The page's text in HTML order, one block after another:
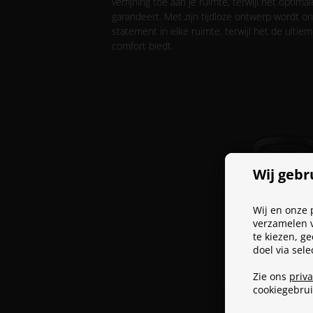
Wij
Wij en onze
verzamelen
te kiezen,
doel via
Zie ons
garandeert. Met zijn tijdloze ontwerp wordt
statement in elke ruimte, terwijl het de
comfort biedt.